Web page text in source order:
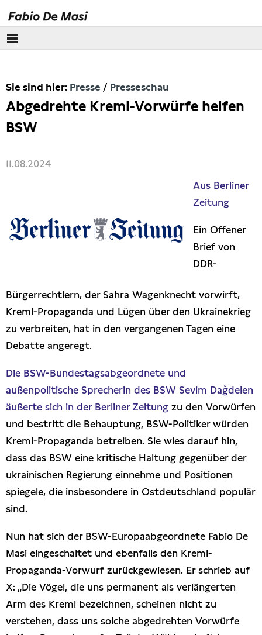
Europäisches Parlament
Themen
Artikel
Publikationen
Anfragen (Archivseite)
Sie sind hier: Presse Presseschau
Abgedrehte Kreml-Vorwürfe helfen
BSW
11.08.2024
Aus Berliner
Zeitung
Ein Offener
Brief von
DDR-
Bürgerrechtlern, der Sahra Wagenknecht vorwirft,
Kreml-Propaganda und Lügen über den Ukrainekrieg
zu verbreiten, hat in den vergangenen Tagen eine
Debatte angeregt.
Die BSW-Bundestagsabgeordnete und
außenpolitische Sprecherin des BSW Sevim Dağdelen
äußerte sich in der Berliner Zeitung zu den Vorwürfen
und bestritt die Behauptung, BSW-Politiker würden
Kreml-Propaganda betreiben. Sie wies darauf hin,
dass das BSW eine kritische Haltung gegenüber der
ukrainischen Regierung einnehme und Positionen
spiegele, die insbesondere in Ostdeutschland populär
sind.
Nun hat sich der BSW-Europaabgeordnete Fabio De
Masi eingeschaltet und ebenfalls den Kreml-
Propaganda-Vorwurf zurückgewiesen. Er schrieb auf
X: „Die Vögel, die uns permanent als verlängerten
Arm des Kreml bezeichnen, scheinen nicht zu
verstehen, dass uns solche abgedrehten Vorwürfe